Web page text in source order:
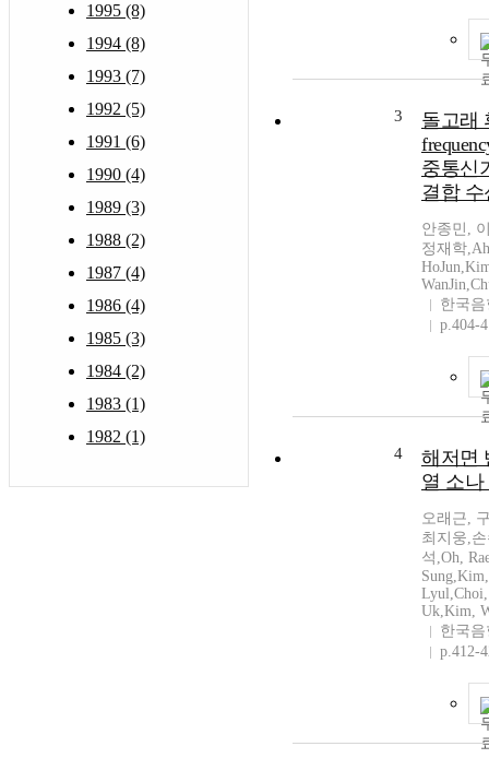
1995 (8)
1994 (8)
1993 (7)
1992 (5)
1991 (6)
1990 (4)
1989 (3)
1988 (2)
1987 (4)
1986 (4)
1985 (3)
1984 (2)
1983 (1)
1982 (1)
3
돌고래
중통신
결합
안종민,
정재학
한국
p.404-
4
해저면
열 소나
오래근,
최지웅,
석,Oh,
Lyul,Choi,
Uk,Kim,
한국
p.412-